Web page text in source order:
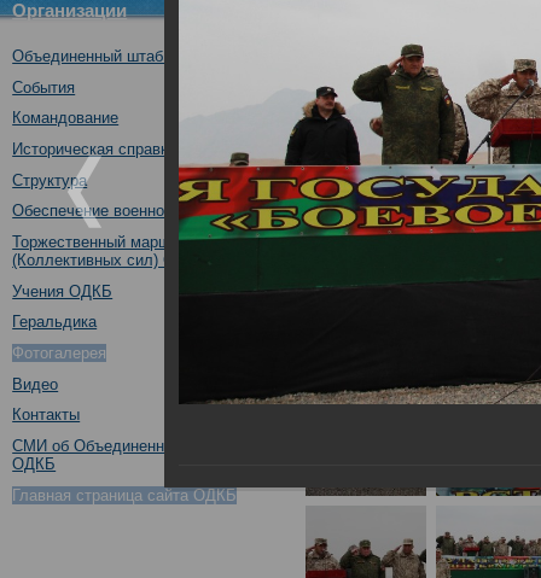
Организации
Объединенный штаб ОДКБ
События
Командование
Историческая справка
Структура
Обеспечение военной безопасности
Торжественный марш Войск
(Коллективных сил) ОДКБ
Учения ОДКБ
Геральдика
Фотогалерея
Видео
Контакты
СМИ об Объединенном штабе
ОДКБ
Главная страница сайта ОДКБ
Совместное учение
14.11.2017